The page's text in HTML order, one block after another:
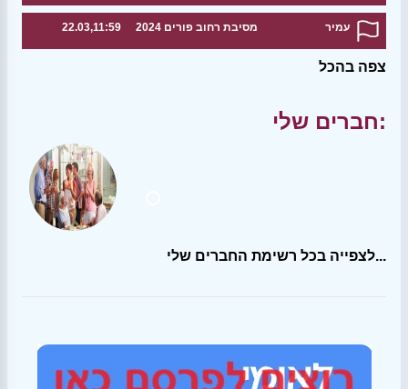
22.03,11:59 מסיבת רחוב פורים 2024 עמיר
צפה בהכל
חברים שלי:
לצפייה בכל רשימת החברים שלי...